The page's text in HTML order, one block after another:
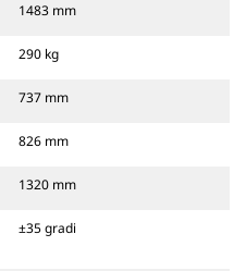
1483 mm
290 kg
737 mm
826 mm
1320 mm
±35 gradi